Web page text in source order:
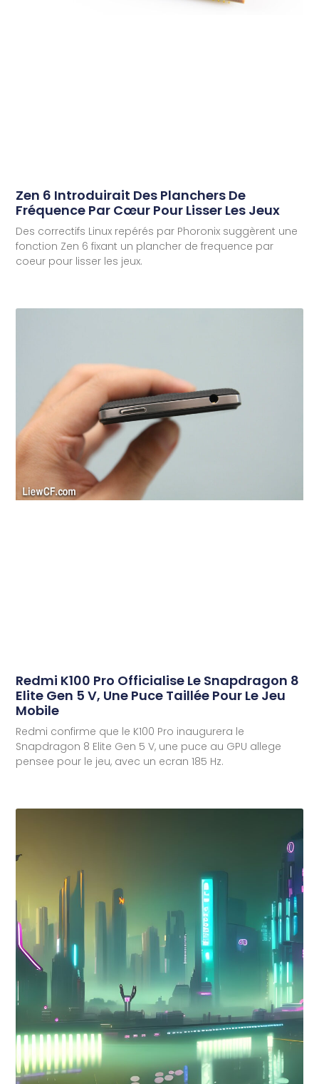
Zen 6 Introduirait Des Planchers De
Fréquence Par Cœur Pour Lisser Les Jeux
Des correctifs Linux repérés par Phoronix suggèrent une
fonction Zen 6 fixant un plancher de frequence par
coeur pour lisser les jeux.
Redmi K100 Pro Officialise Le Snapdragon 8
Elite Gen 5 V, Une Puce Taillée Pour Le Jeu
Mobile
Redmi confirme que le K100 Pro inaugurera le
Snapdragon 8 Elite Gen 5 V, une puce au GPU allege
pensee pour le jeu, avec un ecran 185 Hz.